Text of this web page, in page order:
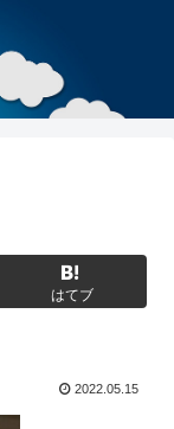
はてブ
2022.05.15